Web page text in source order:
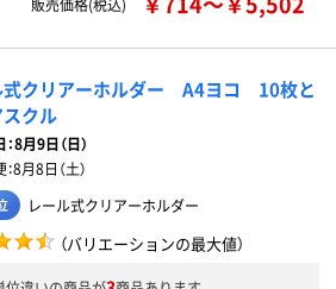
販売価格(税込)
式クリアーホルダー A4ヨコ 10枚と
クル
8月9日（日）
8月8日（土）
レール式クリアーホルダー
（バリエーションの最大値）